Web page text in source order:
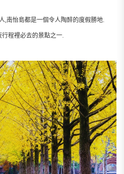
,南怡島都是一個令人陶醉的度假勝地.
程裡必去的景點之一.